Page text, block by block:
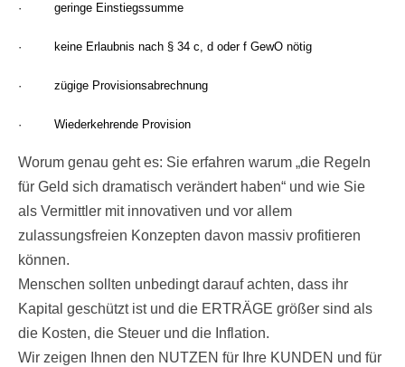
· geringe Einstiegssumme
· keine Erlaubnis nach § 34 c, d oder f GewO nötig
· zügige Provisionsabrechnung
· Wiederkehrende Provision
Worum genau geht es: Sie erfahren warum „die Regeln
für Geld sich dramatisch verändert haben“ und wie Sie
als Vermittler mit innovativen und vor allem
zulassungsfreien Konzepten davon massiv profitieren
können.
Menschen sollten unbedingt darauf achten, dass ihr
Kapital geschützt ist und die ERTRÄGE größer sind als
die Kosten, die Steuer und die Inflation.
Wir zeigen Ihnen den NUTZEN für Ihre KUNDEN und für